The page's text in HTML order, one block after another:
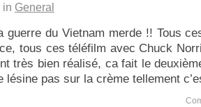
in General
guerre du Vietnam merde !! Tous
tous ces téléfilm avec Chuck
très bien réalisé, ca fait le
lésine pas sur la crème tellement